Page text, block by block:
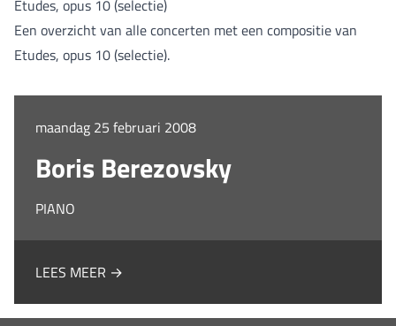
Etudes, opus 10 (selectie)
Een overzicht van alle concerten met een compositie van
Etudes, opus 10 (selectie).
maandag 25 februari 2008
Boris Berezovsky
PIANO
LEES MEER →